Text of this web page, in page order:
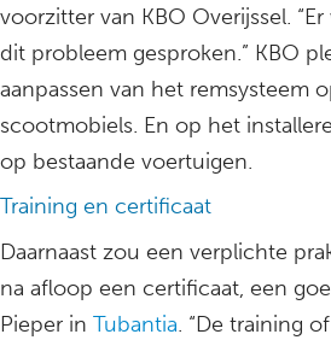
voorzitter van KBO Overijssel.
dit probleem gesproken.” KBO
aanpassen van het remsysteem
scootmobiels. En op het
op bestaande voertuigen.
Training en certificaat
Daarnaast zou een verplichte
na afloop een certificaat, een
Pieper in Tubantia. “De training